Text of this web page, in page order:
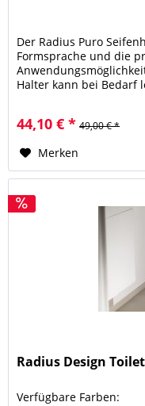
Der Radius Puro
Formsprache und die
Halter kann bei Bedarf
44,10 € * 49,00 € *
Merken
Radius Design
Verfügbare Farben: